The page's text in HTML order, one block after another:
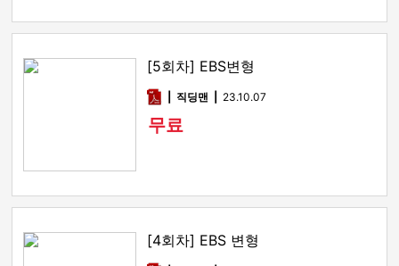
[5회차] EBS변형
pdf직딩맨 23.10.07
무료
[4회차] EBS 변형